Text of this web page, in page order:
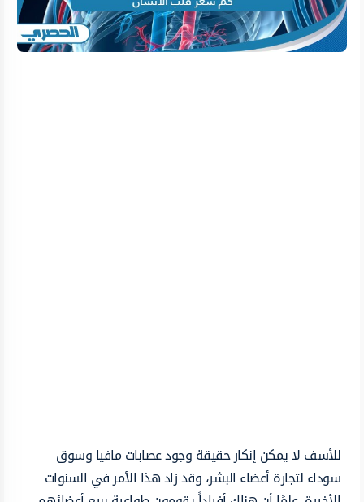
للأسف لا يمكن إنكار حقيقة وجود عصابات مافيا وسوق
سوداء لتجارة أعضاء البشر، وقد زاد هذا الأمر في السنوات